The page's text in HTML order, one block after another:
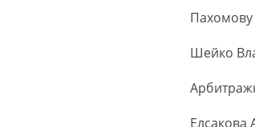
Шейко
Елсакова